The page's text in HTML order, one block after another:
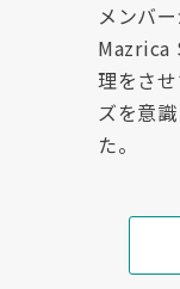
メンバ
Mazrica
理をさ
ズを意
た。